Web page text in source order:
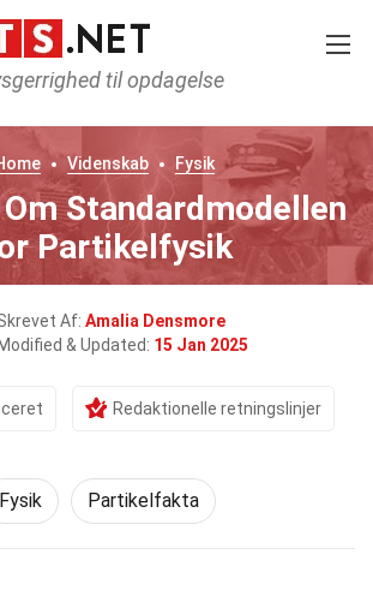
til opdagelse
Videnskab Fysik
Standardmodellen
Partikelfysik
Af: Amalia Densmore
Modified & Updated: 15 Jan 2025
Redaktionelle retningslinjer
Fysik Partikelfakta